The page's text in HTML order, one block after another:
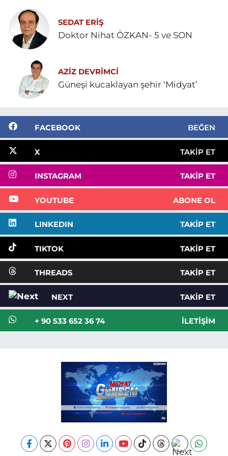
SEDAT ERİŞ
Doktor Nihat ÖZKAN- 5 ve SON
AZIZ DEVRIMCI
Güneşi kucaklayan şehir ‘Midyat’
FACEBOOK BEĞEN
X TAKIP ET
INSTAGRAM TAKIP ET
YOUTUBE ABONE OL
LINKEDIN TAKIP ET
TIKTOK TAKIP ET
THREADS TAKIP ET
NEXT TAKIP ET
+ 90 533 652 36 74 İLETIŞIM